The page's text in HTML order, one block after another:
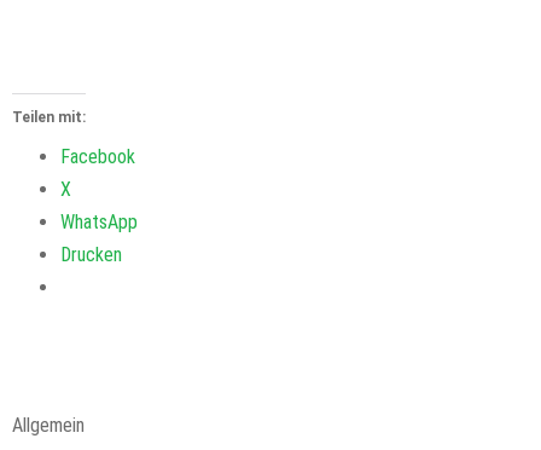
Teilen mit:
Facebook
X
WhatsApp
Drucken
Allgemein